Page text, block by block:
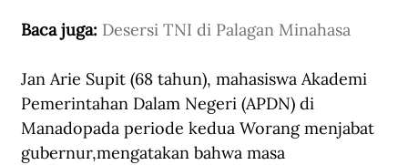
Baca juga: Desersi TNI di Palagan Minahasa
Jan Arie Supit (68 tahun), mahasiswa Akademi
Pemerintahan Dalam Negeri (APDN) di
Manadopada periode kedua Worang menjabat
gubernur,mengatakan bahwa masa